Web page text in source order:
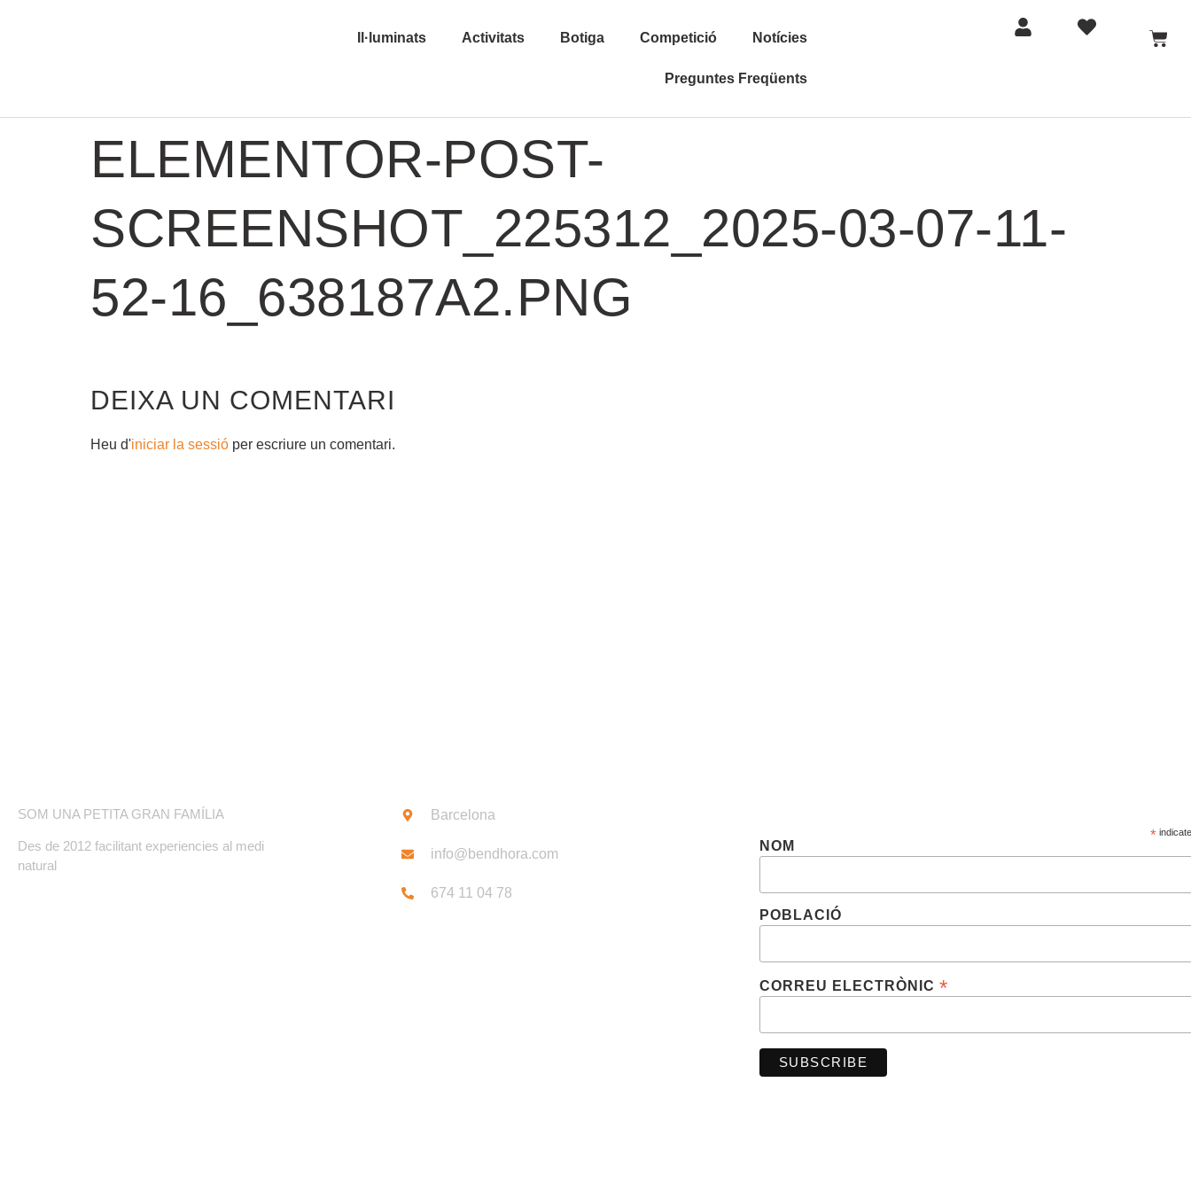
Il·luminats Activitats Botiga Competició Notícies
Preguntes Freqüents
ELEMENTOR-POST-
SCREENSHOT_225312_2025-03-07-11-
52-16_638187A2.PNG
DEIXA UN COMENTARI
Heu d'iniciar la sessió per escriure un comentari.
SOM UNA PETITA GRAN FAMÍLIA
Des de 2012 facilitant experiencies al medi
natural
Barcelona
info@bendhora.com
674 11 04 78
*
NOM
POBLACIÓ
CORREU ELECTRÒNIC *